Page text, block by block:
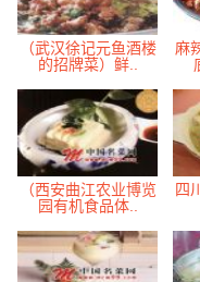
（武汉徐记元鱼酒楼
的招牌菜）鲜..
麻
（西安曲江农业博览
园有机食品体..
四